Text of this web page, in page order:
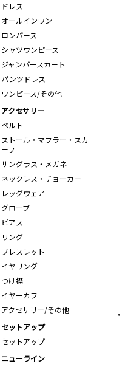
ドレス
オールインワン
ロンパース
シャツワンピース
ジャンパースカート
パンツドレス
ワンピース/その他
アクセサリー
ベルト
ストール・マフラー・スカ
ーフ
サングラス・メガネ
ネックレス・チョーカー
レッグウェア
グローブ
ピアス
リング
ブレスレット
イヤリング
つけ襟
イヤーカフ
アクセサリー/その他
セットアップ
セットアップ
ニューライン